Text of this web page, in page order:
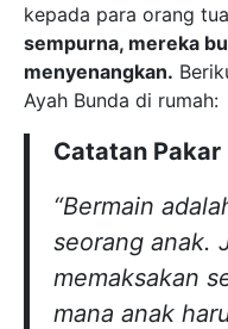
kepada para orang
sempurna, mereka
menyenangkan.
Ayah Bunda di rumah:
Catatan Pakar
“Bermain
seorang anak.
memaksakan
mana anak